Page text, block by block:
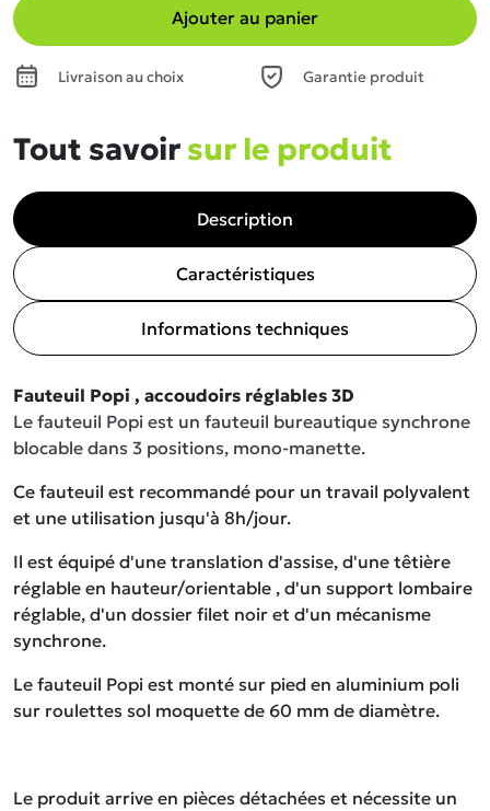
Ajouter au panier
Livraison au choix Garantie produit
Tout savoir sur le produit
Description
Caractéristiques
Informations techniques
Fauteuil Popi , accoudoirs réglables 3D
Le fauteuil Popi est un fauteuil bureautique synchrone
blocable dans 3 positions, mono-manette.
Ce fauteuil est recommandé pour un travail polyvalent
et une utilisation jusqu'à 8h/jour.
Il est équipé d'une translation d'assise, d'une têtière
réglable en hauteur/orientable , d'un support lombaire
réglable, d'un dossier filet noir et d'un mécanisme
synchrone.
Le fauteuil Popi est monté sur pied en aluminium poli
sur roulettes sol moquette de 60 mm de diamètre.
Le produit arrive en pièces détachées et nécessite un